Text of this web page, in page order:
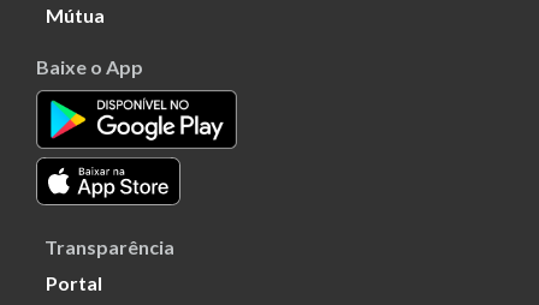
Mútua
Baixe o App
Transparência
Portal